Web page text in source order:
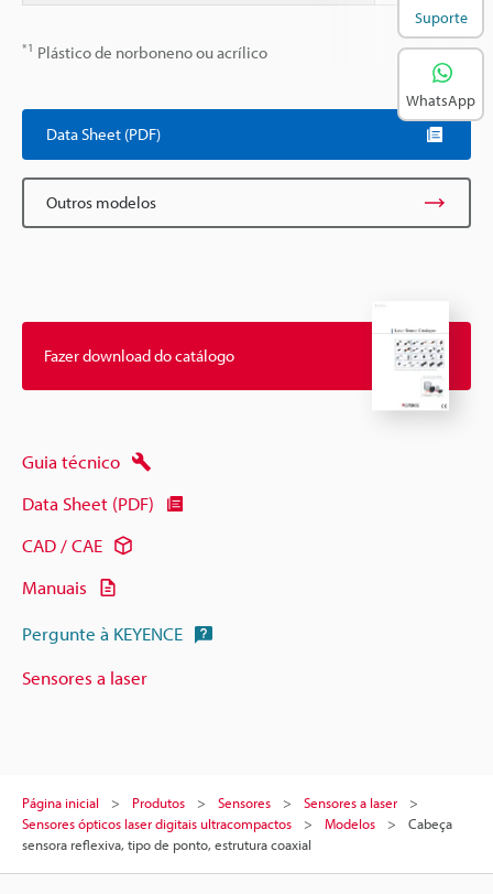
*1 Plástico de norboneno ou acrílico
Data Sheet (PDF)
Outros modelos
Fazer download do catálogo
Guia técnico
Data Sheet (PDF)
CAD / CAE
Manuais
Pergunte à KEYENCE
Sensores a laser
Página inicial Produtos Sensores
Sensores a laser
Sensores ópticos laser digitais ultracompactos
Modelos
Cabeça
sensora reflexiva, tipo de ponto, estrutura coaxial
Suporte
WhatsApp